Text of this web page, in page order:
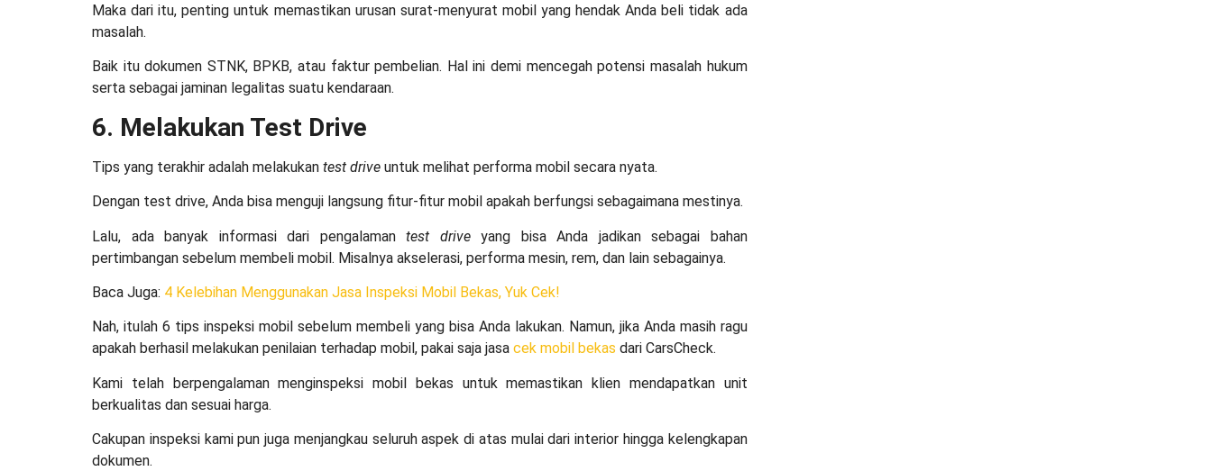
Maka dari itu, penting untuk memastikan urusan surat-menyurat mobil yang hendak Anda beli tidak ada
masalah.
Baik itu dokumen STNK, BPKB, atau faktur pembelian. Hal ini demi mencegah potensi masalah hukum
serta sebagai jaminan legalitas suatu kendaraan.
6. Melakukan Test Drive
Tips yang terakhir adalah melakukan test drive untuk melihat performa mobil secara nyata.
Dengan test drive, Anda bisa menguji langsung fitur-fitur mobil apakah berfungsi sebagaimana mestinya.
Lalu, ada banyak informasi dari pengalamantest driveyang bisa Anda jadikan sebagai bahan
pertimbangan sebelum membeli mobil. Misalnya akselerasi, performa mesin, rem, dan lain sebagainya.
Baca Juga: 4 Kelebihan Menggunakan Jasa Inspeksi Mobil Bekas, Yuk Cek!
Nah, itulah 6 tips inspeksi mobil sebelum membeli yang bisa Anda lakukan. Namun, jika Anda masih ragu
apakah berhasil melakukan penilaian terhadap mobil, pakai saja jasa cek mobil bekas dari CarsCheck.
Kami telah berpengalaman menginspeksi mobil bekas untuk memastikan klien mendapatkan unit
berkualitas dan sesuai harga.
Cakupan inspeksi kami pun juga menjangkau seluruh aspek di atas mulai dari interior hingga kelengkapan
dokumen.